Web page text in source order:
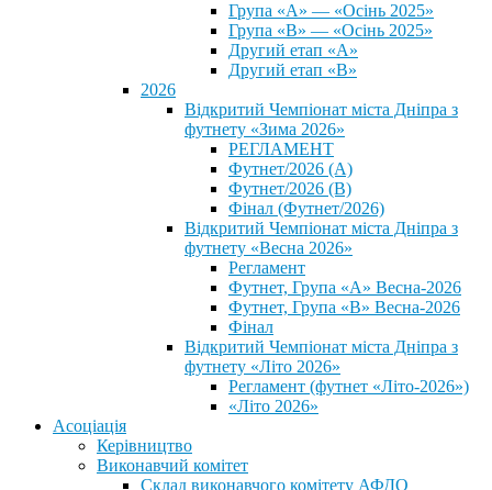
Група «А» — «Осінь 2025»
Група «В» — «Осінь 2025»
Другий етап «А»
Другий етап «В»
2026
Відкритий Чемпіонат міста Дніпра з
футнету «Зима 2026»
РЕГЛАМЕНТ
Футнет/2026 (А)
Футнет/2026 (В)
Фінал (Футнет/2026)
Відкритий Чемпіонат міста Дніпра з
футнету «Весна 2026»
Регламент
Футнет, Група «А» Весна-2026
Футнет, Група «В» Весна-2026
Фінал
Відкритий Чемпіонат міста Дніпра з
футнету «Літо 2026»
Регламент (футнет «Літо-2026»)
«Літо 2026»
Асоціація
Керівництво
Виконавчий комітет
Склад виконавчого комітету АФДО